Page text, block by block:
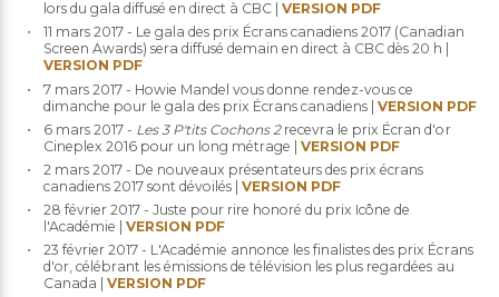
lors du gala diffusé en direct à CBC |VERSION PDF
11 mars 2017 - Le gala des prix Écrans canadiens 2017 (Canadian
Screen Awards) sera diffusé demain en direct à CBC dès 20 h |
VERSION PDF
7 mars 2017 - Howie Mandel vous donne rendez-vous ce
dimanche pour le gala des prix Écrans canadiens |VERSION PDF
6 mars 2017 - Les 3 P'tits Cochons 2recevra le prix Écran d'or
Cineplex 2016 pour un long métrage |VERSION PDF
2 mars 2017 - De nouveaux présentateurs des prix écrans
canadiens 2017 sont dévoilés | VERSION PDF
28 février 2017 - Juste pour rire honoré du prix Icône de
l'Académie | VERSION PDF
23 février 2017 - L'Académie annonce les finalistes des prix Écrans
d'or, célébrant les émissions de télévision les plus regardées au
Canada | VERSION PDF